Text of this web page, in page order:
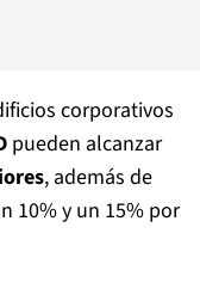
corporativos
pueden alcanzar
, además de
10% y un 15% por